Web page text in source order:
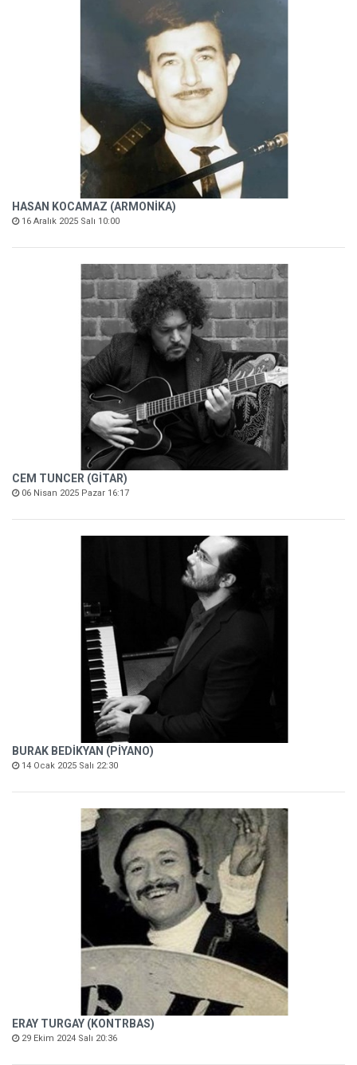
HASAN KOCAMAZ (ARMONİKA)
16 Aralık 2025 Salı 10:00
CEM TUNCER (GİTAR)
06 Nisan 2025 Pazar 16:17
BURAK BEDİKYAN (PİYANO)
14 Ocak 2025 Salı 22:30
ERAY TURGAY (KONTRBAS)
29 Ekim 2024 Salı 20:36